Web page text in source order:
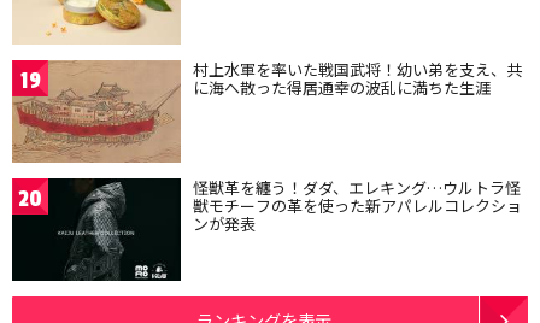
19 村上水軍を率いた戦国武将！幼い弟を支え、共
に海へ散った得居通幸の波乱に満ちた生涯
20 怪獣革を纏う！ダダ、エレキング…ウルトラ怪
獣モチーフの革を使った新アパレルコレクショ
ンが発表